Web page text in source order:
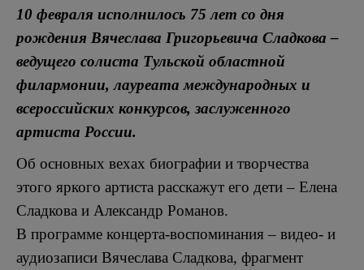
10 февраля исполнилось 75 лет со дня
рождения Вячеслава Григорьевича Сладкова –
ведущего солиста Тульской областной
филармонии, лауреата международных и
всероссийских конкурсов, заслуженного
артиста России.
Об основных вехах биографии и творчества
этого яркого артиста расскажут его дети – Елена
Сладкова и Александр Романов.
В программе концерта-воспоминания – видео- и
аудиозаписи Вячеслава Сладкова, фрагмент